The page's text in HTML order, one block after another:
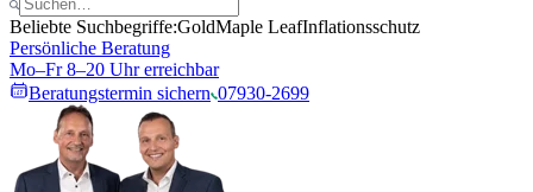
Beliebte Suchbegriffe:GoldMaple LeafInflationsschutz
Persönliche Beratung
Mo–Fr 8–20 Uhr erreichbar
Beratungstermin sichern 07930-2699